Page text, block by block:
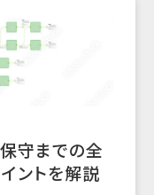
守までの全
ントを解説